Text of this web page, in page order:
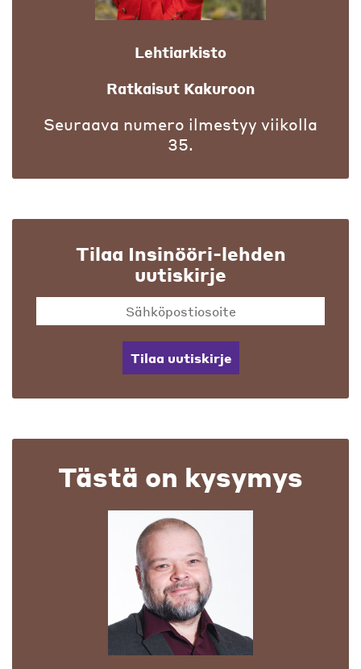
Lehtiarkisto
Ratkaisut Kakuroon
Seuraava numero ilmestyy viikolla
35.
Tilaa Insinööri-lehden
uutiskirje
Tilaa uutiskirje
Tästä on kysymys